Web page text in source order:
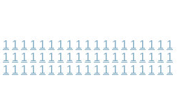
1 1 1 1 1 1 1 1 1 1 1 1 1 1 1 1 1 1 1
1 1 1 1 1 1 1 1 1 1 1 1 1 1 1 1 1 1 1
1 1 1 1 1 1 1 1 1 1 1 1 1 1 1 1 1 1 1